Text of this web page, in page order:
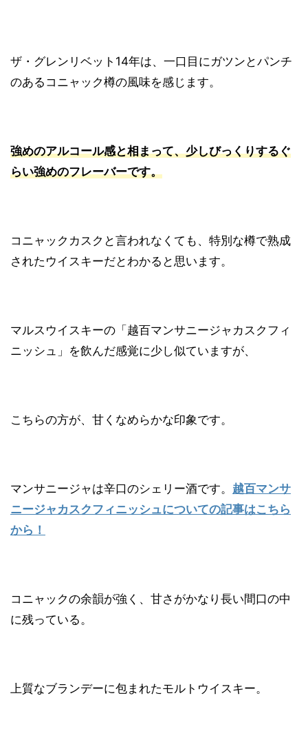
ザ・グレンリベット14年は、一口目にガツンとパンチ
のあるコニャック樽の風味を感じます。
強めのアルコール感と相まって、少しびっくりするぐ
らい強めのフレーバーです。
コニャックカスクと言われなくても、特別な樽で熟成
されたウイスキーだとわかると思います。
マルスウイスキーの「越百マンサニージャカスクフィ
ニッシュ」を飲んだ感覚に少し似ていますが、
こちらの方が、甘くなめらかな印象です。
マンサニージャは辛口のシェリー酒です。 越百マンサ
ニージャカスクフィニッシュについての記事はこちら
から！
コニャックの余韻が強く、甘さがかなり長い間口の中
に残っている。
上質なブランデーに包まれたモルトウイスキー。